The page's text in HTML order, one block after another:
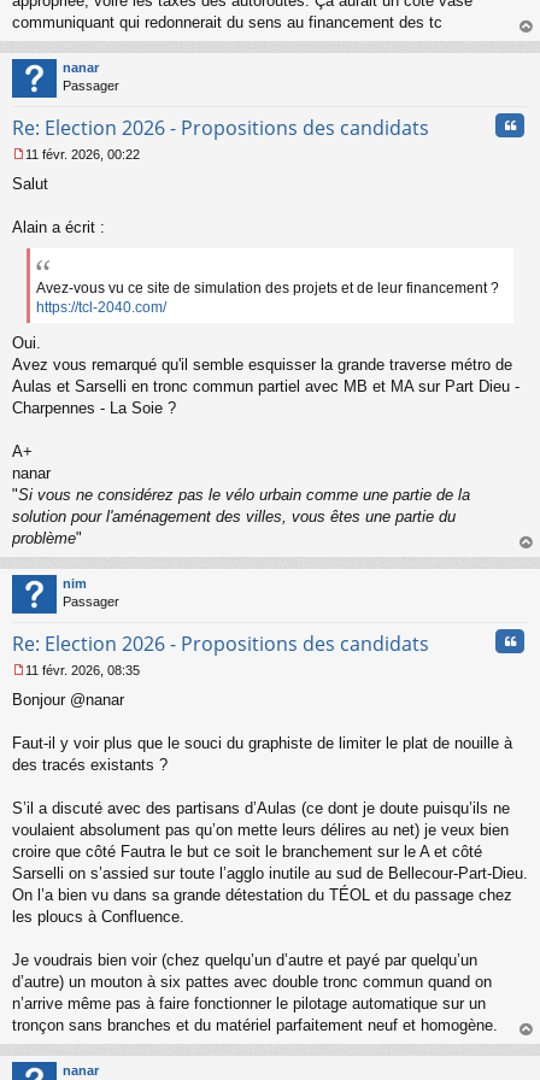
communiquant qui redonnerait du sens au financement des tc
au
nanar
Passager
Re: Election 2026 - Propositions des candidats
e
s
l
u
11 févr. 2026, 00:22
Salut
Alain a écrit :
Avez-vous vu ce site de simulation des projets et de leur financement ?
https://tcl-2040.com/
Oui.
Avez vous remarqué qu'il semble esquisser la grande traverse métro de
Aulas et Sarselli en tronc commun partiel avec MB et MA sur Part Dieu -
Charpennes - La Soie ?
A+
nanar
"Si vous ne considérez pas le vélo urbain comme une partie de la
solution pour l'aménagement des villes, vous êtes une partie du
problème"
au
nim
Passager
Re: Election 2026 - Propositions des candidats
e
s
g
n
o
n
u
11 févr. 2026, 08:35
Bonjour @nanar
Faut-il y voir plus que le souci du graphiste de limiter le plat de nouille à
des tracés existants ?
S’il a discuté avec des partisans d’Aulas (ce dont je doute puisqu’ils ne
voulaient absolument pas qu’on mette leurs délires au net) je veux bien
croire que côté Fautra le but ce soit le branchement sur le A et côté
Sarselli on s’assied sur toute l’agglo inutile au sud de Bellecour-Part-Dieu.
On l’a bien vu dans sa grande détestation du TÉOL et du passage chez
les ploucs à Confluence.
Je voudrais bien voir (chez quelqu’un d’autre et payé par quelqu’un
d’autre) un mouton à six pattes avec double tronc commun quand on
n’arrive même pas à faire fonctionner le pilotage automatique sur un
tronçon sans branches et du matériel parfaitement neuf et homogène.
au
nanar